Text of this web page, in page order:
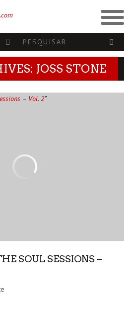
JOSS STONE
SOUL SESSIONS –